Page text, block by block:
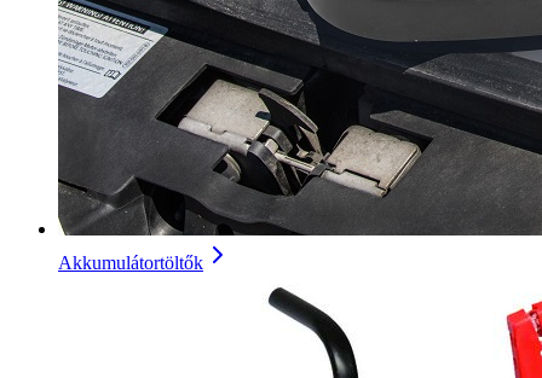
Akkumulátortöltők